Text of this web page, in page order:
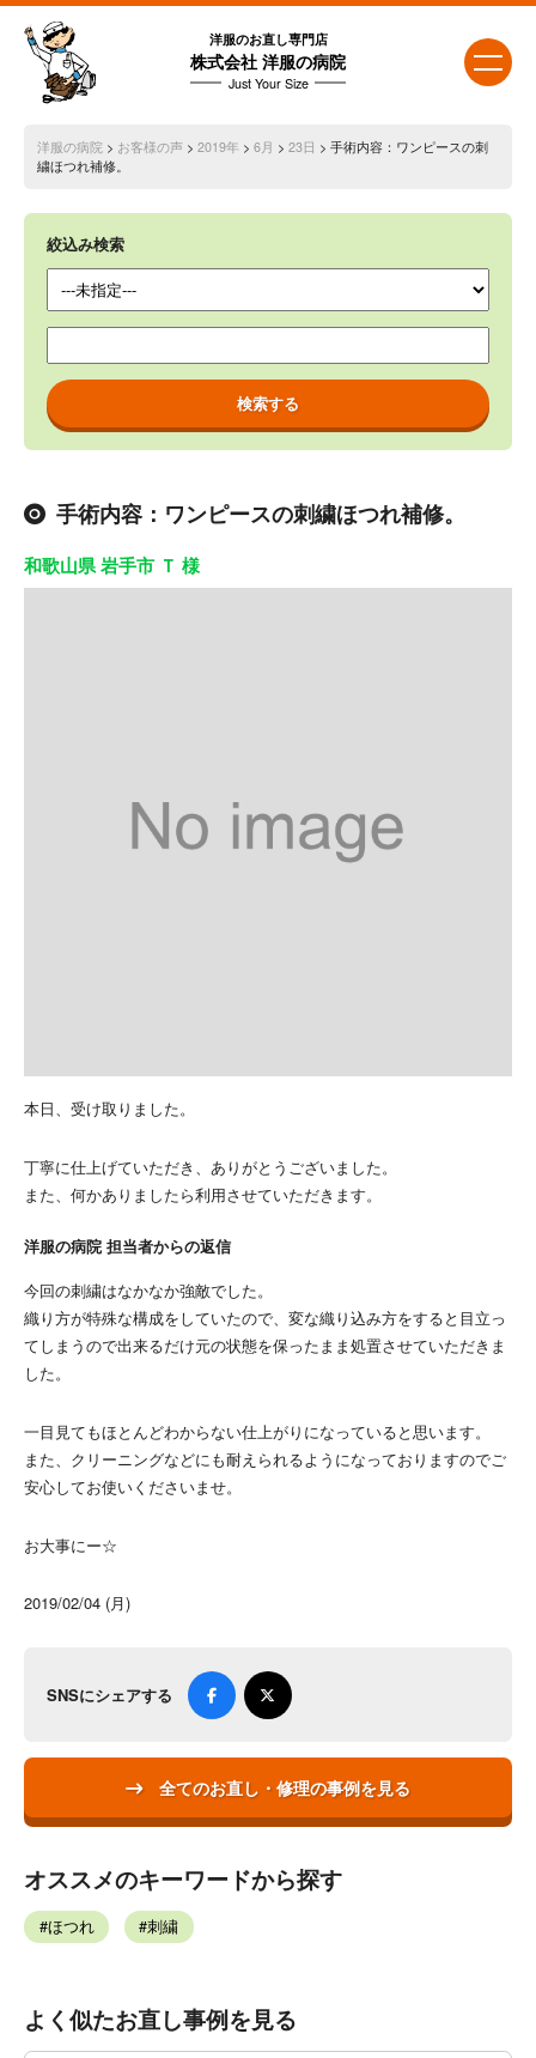
洋服のお直し専門店
株式会社 洋服の病院
Just Your Size
洋服の病院 > お客様の声> 2019年 > 6月 > 23日 > 手術内容：ワンピースの刺
繍ほつれ補修。
絞込み検索
手術内容：ワンピースの刺繍ほつれ補修。
和歌山県 岩手市 Ｔ 様
本日、受け取りました。
丁寧に仕上げていただき、ありがとうございました。
また、何かありましたら利用させていただきます。
洋服の病院 担当者からの返信
今回の刺繍はなかなか強敵でした。
織り方が特殊な構成をしていたので、変な織り込み方をすると目立っ
てしまうので出来るだけ元の状態を保ったまま処置させていただきま
した。
一目見てもほとんどわからない仕上がりになっていると思います。
また、クリーニングなどにも耐えられるようになっておりますのでご
安心してお使いくださいませ。
お大事にー☆
2019/02/04 (月)
SNSにシェアする
全てのお直し・修理の事例を見る
オススメのキーワードから探す
ほつれ 刺繍
よく似たお直し事例を見る